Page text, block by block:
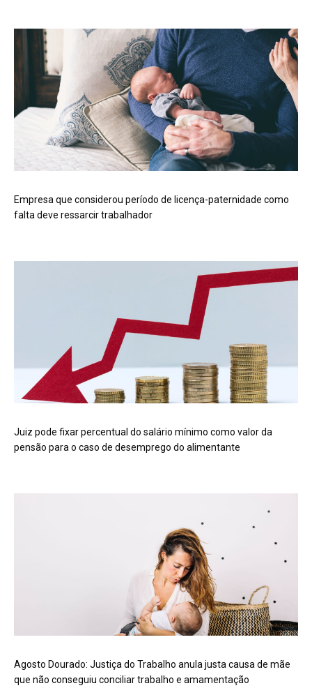
Empresa que considerou período de licença-paternidade como
falta deve ressarcir trabalhador
Juiz pode fixar percentual do salário mínimo como valor da
pensão para o caso de desemprego do alimentante
Agosto Dourado: Justiça do Trabalho anula justa causa de mãe
que não conseguiu conciliar trabalho e amamentação